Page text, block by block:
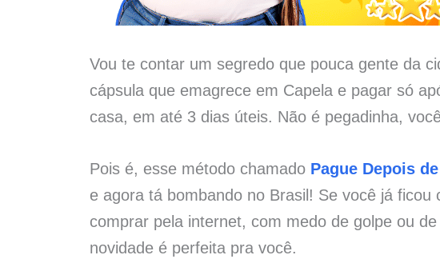
Vou te contar um segredo que pouca gente da
cápsula que emagrece em Capela e pagar só
casa, em até 3 dias úteis. Não é pegadinha,
Pois é, esse método chamado Pague Depois
e agora tá bombando no Brasil! Se você já
comprar pela internet, com medo de golpe ou
novidade é perfeita pra você.